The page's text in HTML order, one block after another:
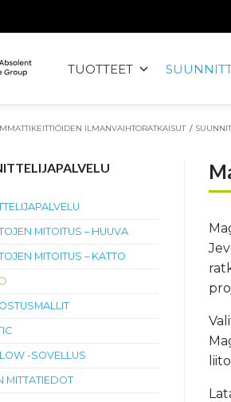
TUOTTEET
ILMANVAIHTORATKAISUT /
MITOITUS – HUUVA
MITOITUS – KATTO
-SOVELLUS
MITTATIEDOT